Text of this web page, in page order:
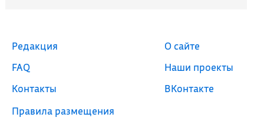
Редакция
FAQ
Контакты
Правила размещения
О сайте
Наши проекты
ВКонтакте